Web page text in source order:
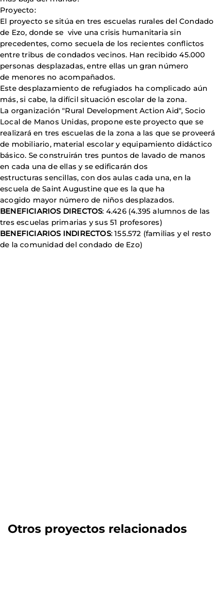
Proyecto:
El proyecto se sitúa en tres escuelas rurales del Condado
de Ezo, donde se vive una crisis humanitaria sin
precedentes, como secuela de los recientes conflictos
entre tribus de condados vecinos. Han recibido 45.000
personas desplazadas, entre ellas un gran número
de menores no acompañados.
Este desplazamiento de refugiados ha complicado aún
más, si cabe, la difícil situación escolar de la zona.
La organización "Rural Development Action Aid", Socio
Local de Manos Unidas, propone este proyecto que se
realizará en tres escuelas de la zona a las que se proveerá
de mobiliario, material escolar y equipamiento didáctico
básico. Se construirán tres puntos de lavado de manos
en cada una de ellas y se edificarán dos
estructuras sencillas, con dos aulas cada una, en la
escuela de Saint Augustine que es la que ha
acogido mayor número de niños desplazados.
BENEFICIARIOS DIRECTOS: 4.426 (4.395 alumnos de las
tres escuelas primarias y sus 51 profesores)
BENEFICIARIOS INDIRECTOS: 155.572 (familias y el resto
de la comunidad del condado de Ezo)
Otros proyectos relacionados